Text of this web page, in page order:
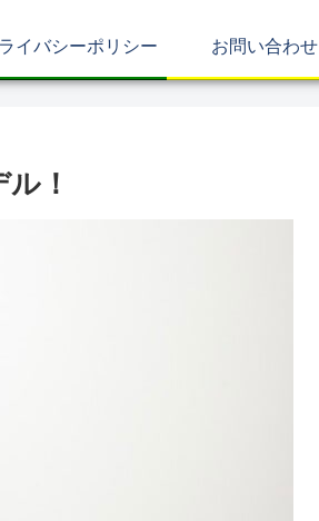
イバシーポリシー お問い合わせ
！